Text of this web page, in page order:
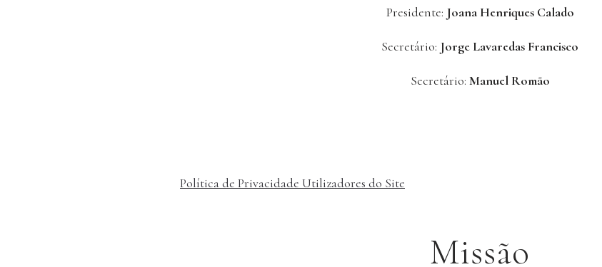
Presidente: Joana Henriques Calado
Secretário: Jorge Lavaredas Francisco
Secretário: Manuel Romão
Política de Privacidade Utilizadores do Site
Missão